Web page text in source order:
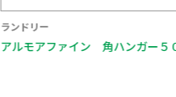
ンドリー
ルモアファイン 角ハンガー５